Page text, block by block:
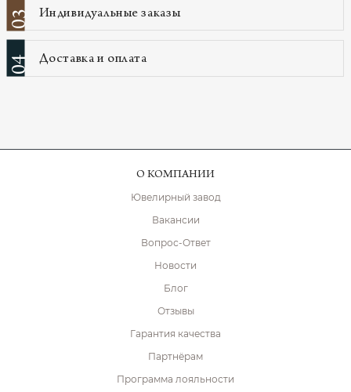
03 Индивидуальные заказы
04 Доставка и оплата
О КОМПАНИИ
Ювелирный завод
Вакансии
Вопрос-Ответ
Новости
Блог
Отзывы
Гарантия качества
Партнёрам
Программа лояльности